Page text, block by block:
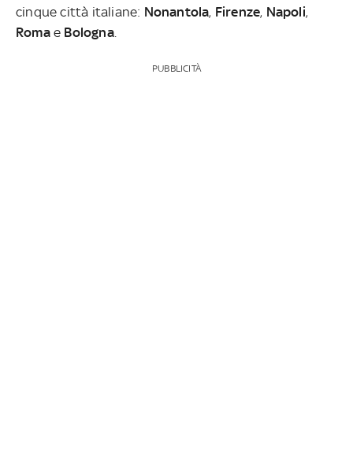
cinque città italiane: Nonantola, Firenze, Napoli,
Romae Bologna.
PUBBLICITÀ